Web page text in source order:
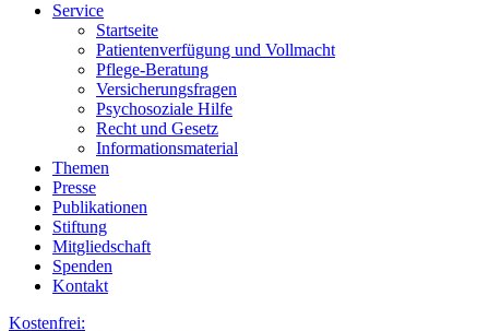
Service
Startseite
Patientenverfügung und Vollmacht
Pflege-Beratung
Versicherungsfragen
Psychosoziale Hilfe
Recht und Gesetz
Informationsmaterial
Themen
Presse
Publikationen
Stiftung
Mitgliedschaft
Spenden
Kontakt
Kostenfrei: